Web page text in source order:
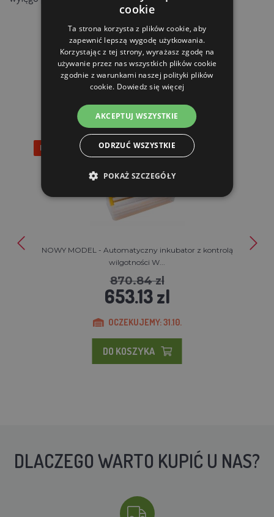
PRODUKTY POWIĄZANE
Rabat 25%
NOWY MODEL - Automatyczny inkubator z kontrolą
wilgotności W...
870.84 zl
653.13 zl
OCZEKUJEMY: 31.10.
DO KOSZYKA
DLACZEGO WARTO KUPIĆ U NAS?
cookie
Ta strona korzysta z plików cookie, aby
zapewnić lepszą wygodę użytkowania.
Korzystając z tej strony, wyrażasz zgodę na
używanie przez nas wszystkich plików cookie
zgodnie z warunkami naszej polityki plików
cookie. Dowiedz się więcej
AKCEPTUJ WSZYSTKIE
ODRZUĆ WSZYSTKIE
POKAŻ SZCZEGÓŁY